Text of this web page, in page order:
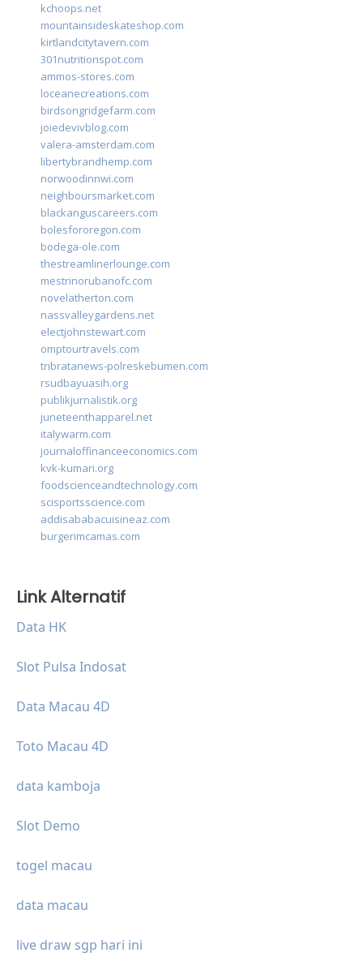
kchoops.net
mountainsideskateshop.com
kirtlandcitytavern.com
301nutritionspot.com
ammos-stores.com
loceanecreations.com
birdsongridgefarm.com
joiedevivblog.com
valera-amsterdam.com
libertybrandhemp.com
norwoodinnwi.com
neighboursmarket.com
blackanguscareers.com
bolesfororegon.com
bodega-ole.com
thestreamlinerlounge.com
mestrinorubanofc.com
novelatherton.com
nassvalleygardens.net
electjohnstewart.com
omptourtravels.com
tribratanews-polreskebumen.com
rsudbayuasih.org
publikjurnalistik.org
juneteenthapparel.net
italywarm.com
journaloffinanceeconomics.com
kvk-kumari.org
foodscienceandtechnology.com
scisportsscience.com
addisababacuisineaz.com
burgerimcamas.com
Link Alternatif
Data HK
Slot Pulsa Indosat
Data Macau 4D
Toto Macau 4D
data kamboja
Slot Demo
togel macau
data macau
live draw sgp hari ini